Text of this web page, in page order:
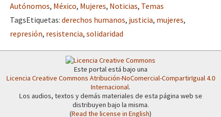
Autónomos, México, Mujeres, Noticias, Temas
TagsEtiquetas: derechos humanos, justicia, mujeres,
represión, resistencia, solidaridad
Este portal está bajo una
Licencia Creative Commons Atribución-NoComercial-CompartirIgual 4.0
Internacional.
Los audios, textos y demás materiales de esta página web se
distribuyen bajo la misma.
(Read the license in English)